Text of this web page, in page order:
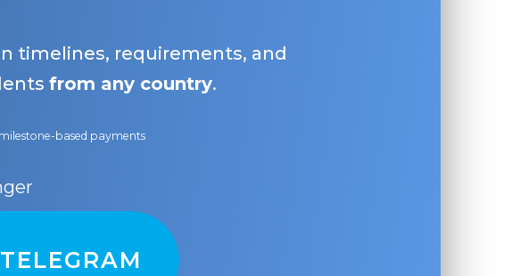
timelines, requirements, and
from any country.
based payments
TELEGRAM